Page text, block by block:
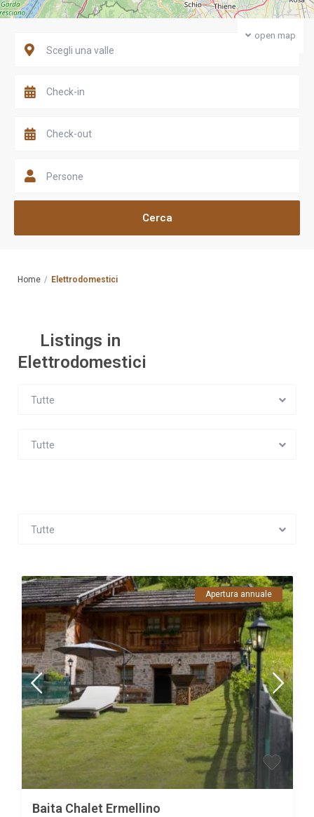
open map
Scegli una valle
Persone
Home Elettrodomestici
Listings in
Elettrodomestici
Tutte
Tutte
Tutte
Apertura annuale
Baita Chalet Ermellino